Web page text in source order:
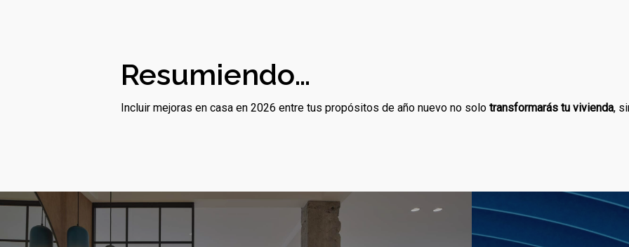
Resumiendo…
Incluir mejoras en casa en 2026 entre tus propósitos de año nuevo no solo transformarás tu vivienda,